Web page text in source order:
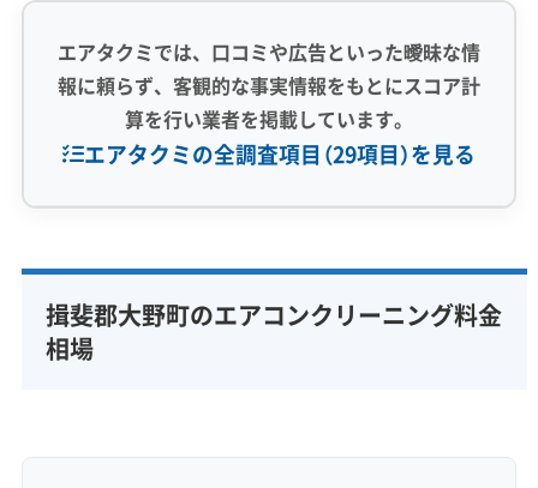
エアタクミでは、口コミや広告といった曖昧な情
報に頼らず、客観的な事実情報をもとにスコア計
算を行い業者を掲載しています。
エアタクミの全調査項目（29項目）を見る
完全分解洗浄 部分クリーニング
実績10年以上
資格保有スタッフ
揖斐郡大野町のエアコンクリーニング料金
相場